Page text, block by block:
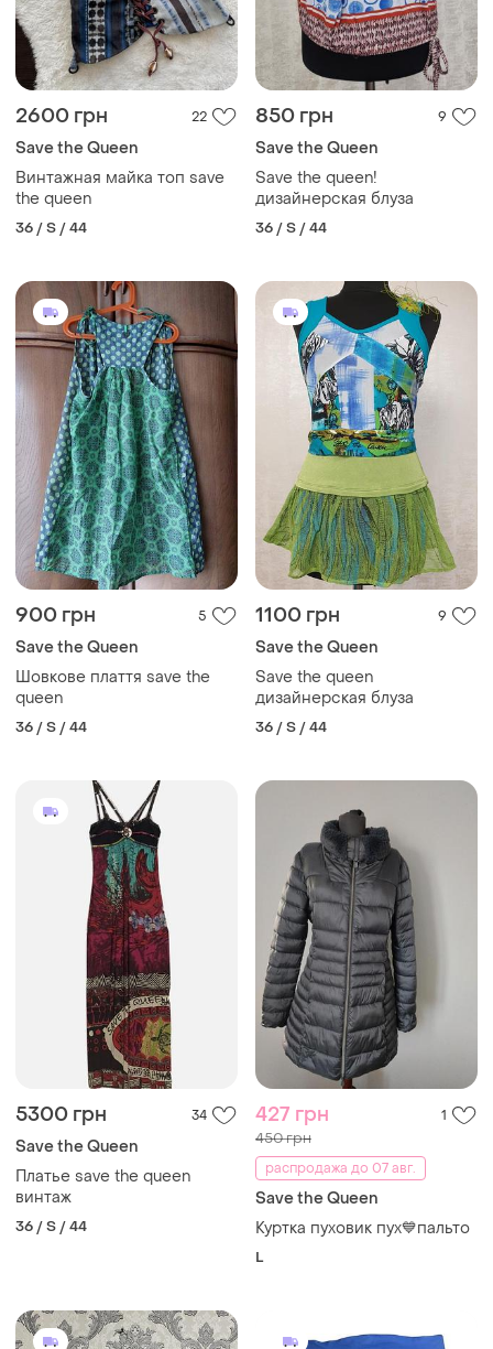
2600 грн 22
Save the Queen
Винтажная майка топ save
the queen
36 / S / 44
850 грн 9
Save the Queen
Save the queen!
дизайнерская блуза
36 / S / 44
900 грн 5
Save the Queen
Шовкове плаття save the
queen
36 / S / 44
1100 грн 9
Save the Queen
Save the queen
дизайнерская блуза
36 / S / 44
5300 грн 34
Save the Queen
Платье save the queen
винтаж
36 / S / 44
427 грн 1
450 грн
распродажа до 07 авг.
Save the Queen
Куртка пуховик пух💙пальто
L